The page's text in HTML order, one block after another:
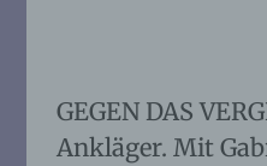
GEGEN DAS
Ankläger. Mit